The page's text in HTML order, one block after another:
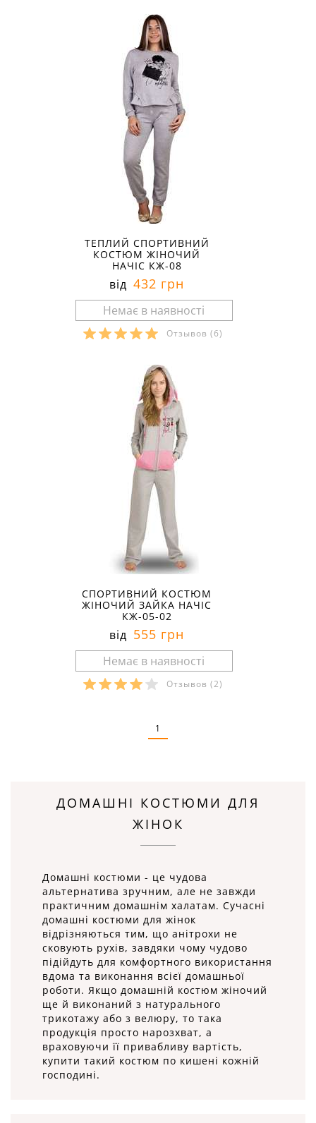
ТЕПЛИЙ СПОРТИВНИЙ
КОСТЮМ ЖІНОЧИЙ
НАЧІС КЖ-08
від 432 грн
Отзывов (6)
СПОРТИВНИЙ КОСТЮМ
ЖІНОЧИЙ ЗАЙКА НАЧІС
КЖ-05-02
від 555 грн
Отзывов (2)
1
ДОМАШНІ КОСТЮМИ ДЛЯ
ЖІНОК
Домашні костюми - це чудова
альтернатива зручним, але не завжди
практичним домашнім халатам. Сучасні
домашні костюми для жінок
відрізняються тим, що анітрохи не
сковують рухів, завдяки чому чудово
підійдуть для комфортного використання
вдома та виконання всієї домашньої
роботи. Якщо домашній костюм жіночий
ще й виконаний з натурального
трикотажу або з велюру, то така
продукція просто нарозхват, а
враховуючи її привабливу вартість,
купити такий костюм по кишені кожній
господині.